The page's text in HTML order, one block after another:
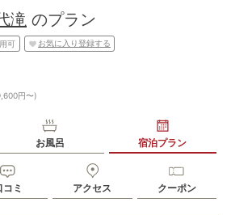
滝 のプラン
可 お気に入り登録する
円〜)
お風呂 宿泊プラン
コミ アクセス クーポン